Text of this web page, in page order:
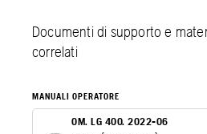
Documenti di supporto e
correlati
MANUALI OPERATORE
OM. LG 400. 2022-06